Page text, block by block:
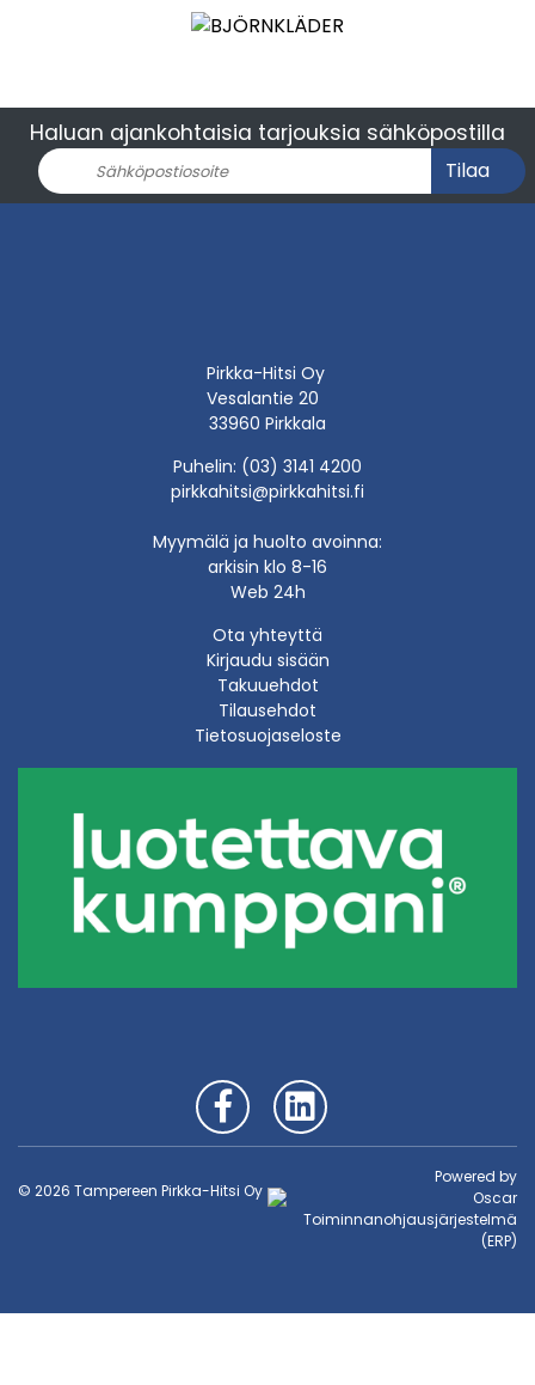
Haluan ajankohtaisia tarjouksia sähköpostilla
Tilaa
Pirkka-Hitsi Oy
Vesalantie 20
33960 Pirkkala
Puhelin: (03) 3141 4200
pirkkahitsi@pirkkahitsi.fi
Myymälä ja huolto avoinna:
arkisin klo 8-16
Web 24h
Ota yhteyttä
Kirjaudu sisään
Takuuehdot
Tilausehdot
Tietosuojaseloste
© 2026 Tampereen Pirkka-Hitsi Oy
Powered by